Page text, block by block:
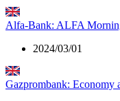
Alfa-Bank: ALFA
2024/03/01
Gazprombank: Economy